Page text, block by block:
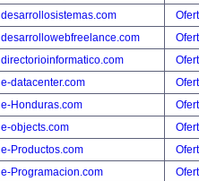
desarrollosistemas.com
desarrollowebfreelance.com
directorioinformatico.com
e-datacenter.com
e-Honduras.com
e-objects.com
e-Productos.com
e-Programacion.com